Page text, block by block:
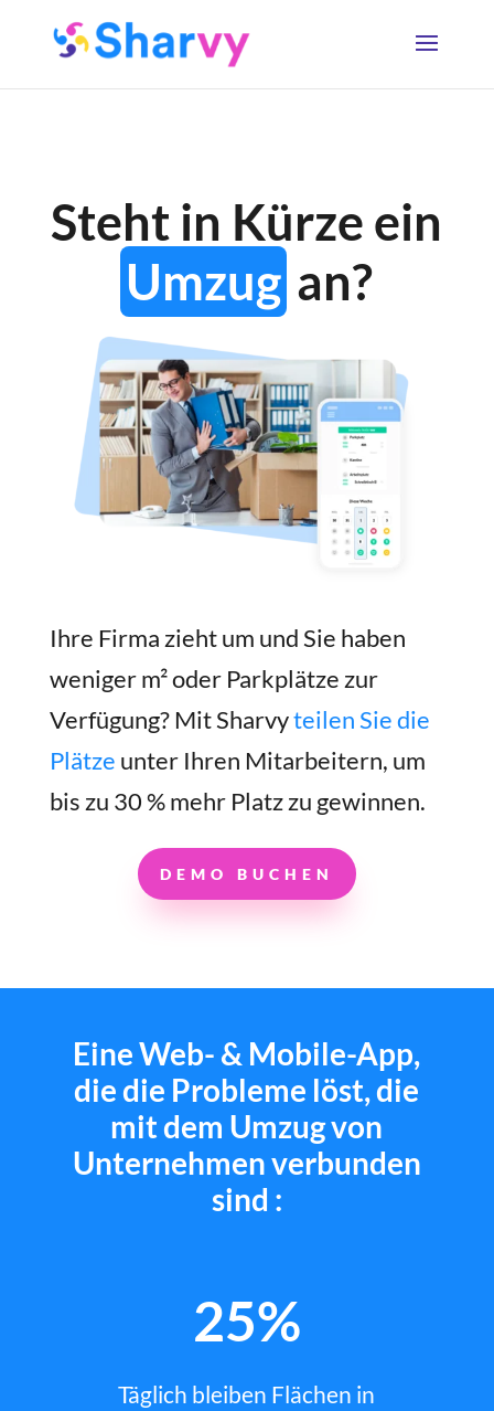
Steht in Kürze ein
Umzug an?
Ihre Firma zieht um und Sie haben
weniger m² oder Parkplätze zur
Verfügung? Mit Sharvyteilen Sie die
Plätze unter Ihren Mitarbeitern, um
bis zu 30 % mehr Platz zu gewinnen.
DEMO BUCHEN
Eine Web- & Mobile-App,
die die Probleme löst, die
mit dem Umzug von
Unternehmen verbunden
sind :
25%
Täglich bleiben Flächen in